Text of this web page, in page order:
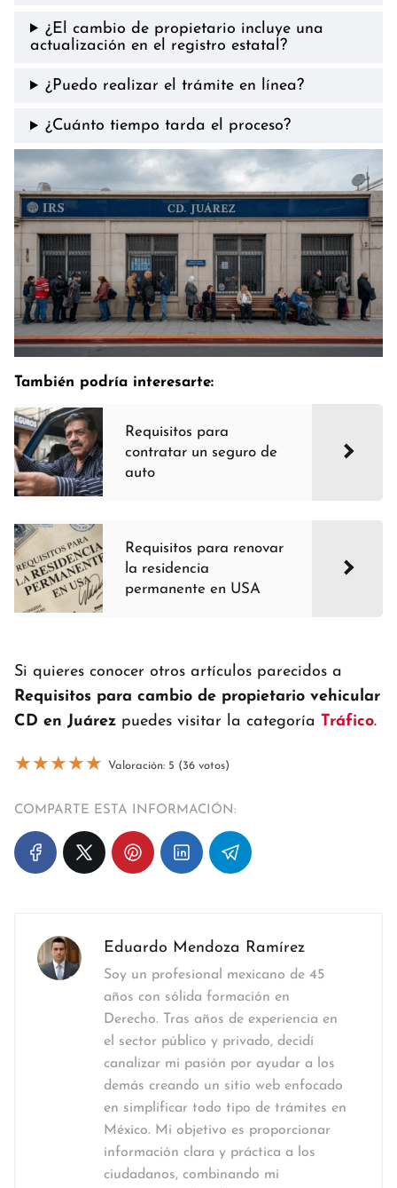
¿El cambio de propietario incluye una
actualización en el registro estatal?
¿Puedo realizar el trámite en línea?
¿Cuánto tiempo tarda el proceso?
También podría interesarte:
Requisitos para
contratar un seguro de
auto
Requisitos para renovar
la residencia
permanente en USA
Si quieres conocer otros artículos parecidos a
Requisitos para cambio de propietario vehicular
CD en Juárez puedes visitar la categoría Tráfico.
★★★★★ Valoración: 5 (36 votos)
COMPARTE ESTA INFORMACIÓN:
Eduardo Mendoza Ramírez
Soy un profesional mexicano de 45
años con sólida formación en
Derecho. Tras años de experiencia en
el sector público y privado, decidí
canalizar mi pasión por ayudar a los
demás creando un sitio web enfocado
en simplificar todo tipo de trámites en
México. Mi objetivo es proporcionar
información clara y práctica a los
ciudadanos, combinando mi